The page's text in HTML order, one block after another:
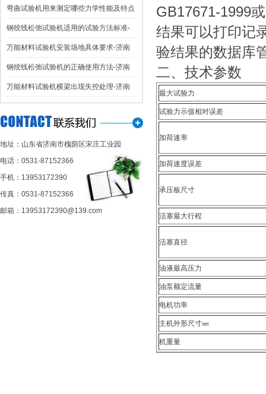
弯曲试验机用来测定哪些力学性能及特点
钢绞线松弛试验机适用的试验方法标准-
万能材料试验机安装场地具体要求-济南
钢绞线松弛试验机的正确使用方法-济南
万能材料试验机横梁出现失控处理-济南
地址：山东省济南市槐荫区宋庄工业园
电话：0531-87152366
手机：13953172390
传真：0531-87152366
邮箱：13953172390@139.com
GB17671-1999
结果可以打印记
验结果的数据库
二、技术参数
最大试验力
试验力示值相对误差
加荷速率
加荷速度误差
承压板尺寸
活塞最大行程
活塞直径
油液最高压力
油泵额定流量
电机功率
主机外形尺寸㎜
机重量